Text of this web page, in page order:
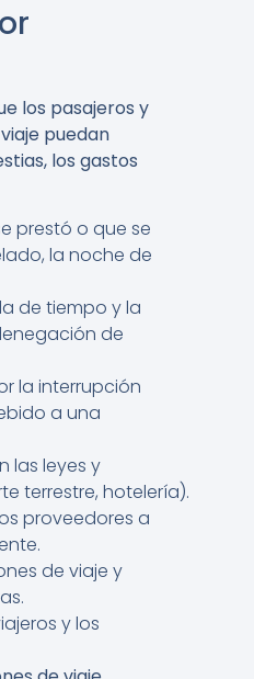
los pasajeros y
puedan
los gastos
prestó o que se
la noche de
de tiempo y la
de
la interrupción
a una
las leyes y
terrestre, hotelería).
proveedores a
de viaje y
y los